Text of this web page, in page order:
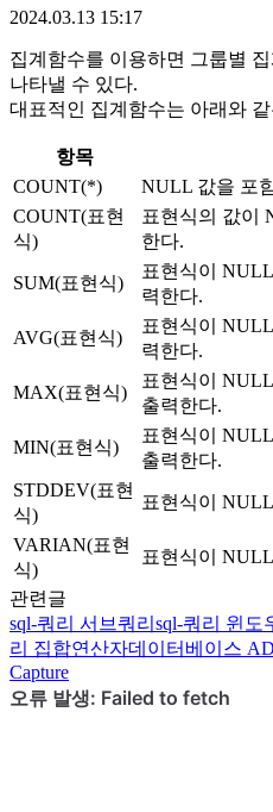
2024.03.13 15:17
집계함수를 이용하면 그룹별
나타낼 수 있다.
대표적인 집계함수는 아래와
항목
COUNT(*)
NULL 값을 포
COUNT(표현
식)
표현식의 값이
한다.
SUM(표현식)
표현식이
력한다.
AVG(표현식)
표현식이
력한다.
MAX(표현식)
표현식이
출력한다.
MIN(표현식)
표현식이
출력한다.
STDDEV(표현
식)
표현식이
VARIAN(표현
식)
표현식이
관련글
sql-쿼리 서브쿼리 sql-쿼리 윈도
리 집합연산자데이터베이스
Capture